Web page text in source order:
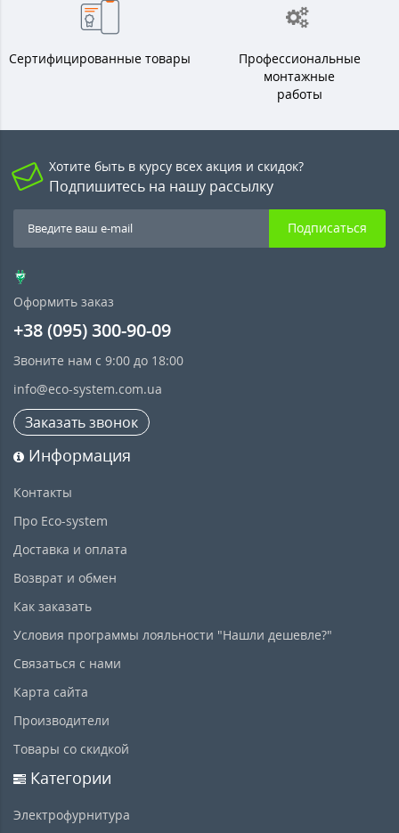
Сертифицированные товары
Профессиональные
монтажные
работы
Хотите быть в курсу всех акция и скидок?
Подпишитесь на нашу рассылку
Подписаться
Оформить заказ
+38 (095) 300-90-09
Звоните нам с 9:00 до 18:00
info@eco-system.com.ua
Заказать звонок
Информация
Контакты
Про Eco-system
Доставка и оплата
Возврат и обмен
Как заказать
Условия программы лояльности "Нашли дешевле?"
Связаться с нами
Карта сайта
Производители
Товары со скидкой
Категории
Электрофурнитура